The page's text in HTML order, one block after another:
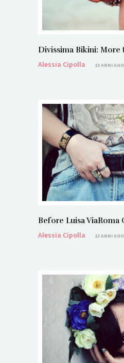
Divissima Bikini: More
Alessia Cipolla
13 ANNI AGO
Before Luisa ViaRoma
Alessia Cipolla
13 ANNI AGO